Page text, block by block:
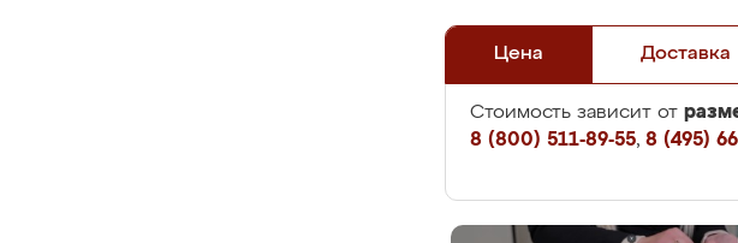
Цена Доставка
Стоимость зависит от
8 (800) 511-89-55, 8 (495)